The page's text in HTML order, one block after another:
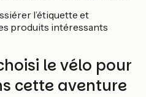
l’étiquette et
produits intéressants
le vélo pour
cette aventure